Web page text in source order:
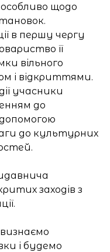
щодо
в першу чергу
її
вільного
і відкриттями.
учасники
до
допомогою
до культурних
заходів з
і будемо